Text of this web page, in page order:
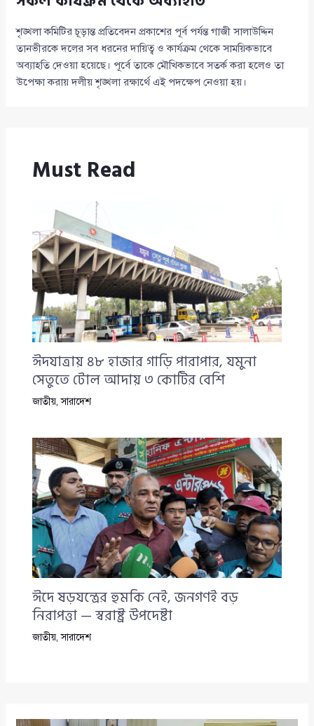
শৃঙ্খলা কমিটির চূড়ান্ত প্রতিবেদন প্রকাশের পূর্ব পর্যন্ত গাজী সালাউদ্দিন
তানভীরকে দলের সব ধরনের দায়িত্ব ও কার্যক্রম থেকে সাময়িকভাবে
অব্যাহতি দেওয়া হয়েছে। পূর্বে তাকে মৌখিকভাবে সতর্ক করা হলেও তা
উপেক্ষা করায় দলীয় শৃঙ্খলা রক্ষার্থে এই পদক্ষেপ নেওয়া হয়।
Must Read
ঈদযাত্রায় ৪৮ হাজার গাড়ি পারাপার, যমুনা
সেতুতে টোল আদায় ৩ কোটির বেশি
জাতীয়,সারাদেশ
ঈদে ষড়যন্ত্রের হুমকি নেই, জনগণই বড়
নিরাপত্তা — স্বরাষ্ট্র উপদেষ্টা
জাতীয়,সারাদেশ